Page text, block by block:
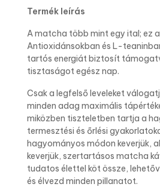
Termék leírás
A matcha több mint egy ital; ez
Antioxidánsokban és L-
tartós energiát biztosít
tisztaságot egész nap.
Csak a legfelső leveleket
minden adag maximális
miközben tiszteletben tartja a
termesztési és őrlési
hagyományos módon keverjük,
keverjük, szertartásos matcha
tudatos élettel köt össze,
és élvezd minden pillanatot.